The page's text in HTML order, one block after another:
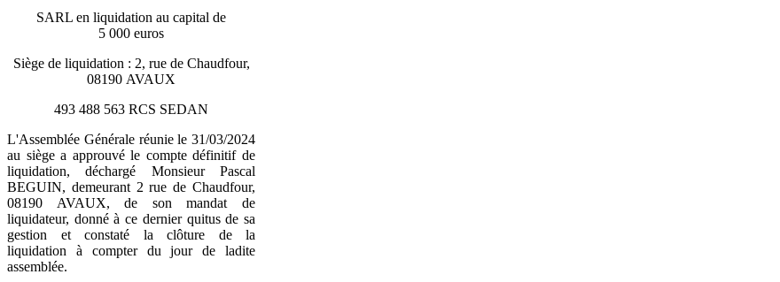
SARL en liquidation au capital de
5 000 euros
Siège de liquidation : 2, rue de Chaudfour,
08190 AVAUX
493 488 563 RCS SEDAN
L'Assemblée Générale réunie le 31/03/2024
au siège a approuvé le compte définitif de
liquidation, déchargé Monsieur Pascal
BEGUIN, demeurant 2 rue de Chaudfour,
08190 AVAUX, de son mandat de
liquidateur, donné à ce dernier quitus de sa
gestion et constaté la clôture de la
liquidation à compter du jour de ladite
assemblée.